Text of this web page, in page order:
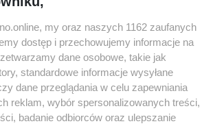
my oraz naszych 1162 zaufanych
dostęp i przechowujemy informacje na
dane osobowe, takie jak
standardowe informacje wysyłane
dane przeglądania w celu zapewniania
reklam, wybór spersonalizowanych treści,
badanie odbiorców oraz ulepszanie